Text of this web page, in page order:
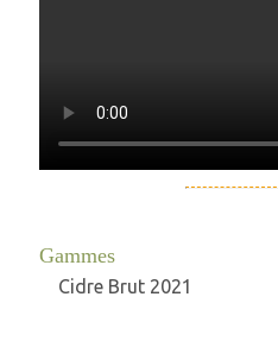
Gammes
Cidre Brut 2021